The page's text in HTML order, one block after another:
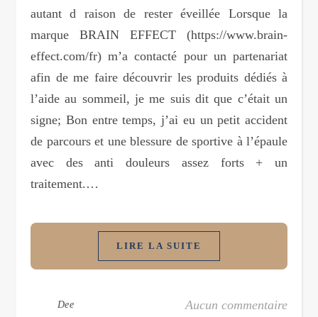
autant d raison de rester éveillée Lorsque la
marque BRAIN EFFECT (https://www.brain-
effect.com/fr) m’a contacté pour un partenariat
afin de me faire découvrir les produits dédiés à
l’aide au sommeil, je me suis dit que c’était un
signe; Bon entre temps, j’ai eu un petit accident
de parcours et une blessure de sportive à l’épaule
avec des anti douleurs assez forts + un
traitement.…
LIRE LA SUITE
Dee Aucun commentaire